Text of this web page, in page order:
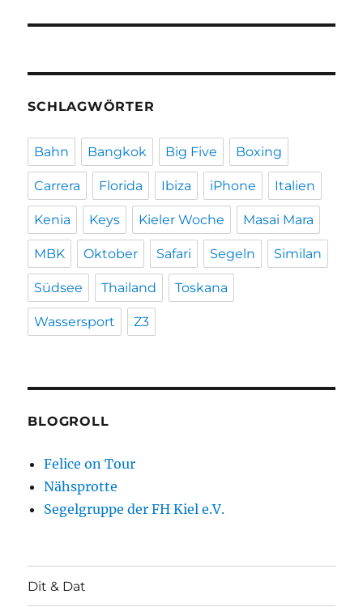
SCHLAGWÖRTER
Bahn Bangkok Big Five Boxing
Carrera Florida Ibiza iPhone Italien
Kenia Keys Kieler Woche Masai Mara
MBK Oktober Safari Segeln Similan
Südsee Thailand Toskana
Wassersport Z3
BLOGROLL
Felice on Tour
Nähsprotte
Segelgruppe der FH Kiel e.V.
Dit & Dat